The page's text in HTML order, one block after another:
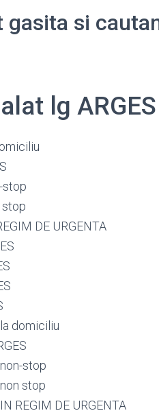
gasita si
lg ARGES
stop
stop
DE URGENTA
domiciliu
stop
stop
REGIM DE URGENTA